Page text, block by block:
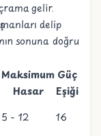
gelir.
delip
sonuna doğru
Maksimum
Hasar
Güç
Eşiği
5 - 12
16